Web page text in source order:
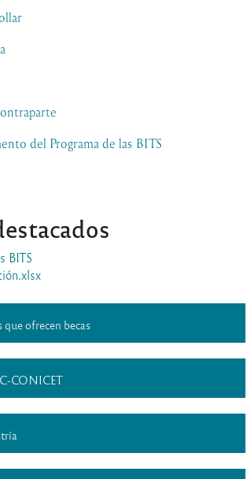
del Programa de las BITS
BITS
ofrecen becas
CONICET